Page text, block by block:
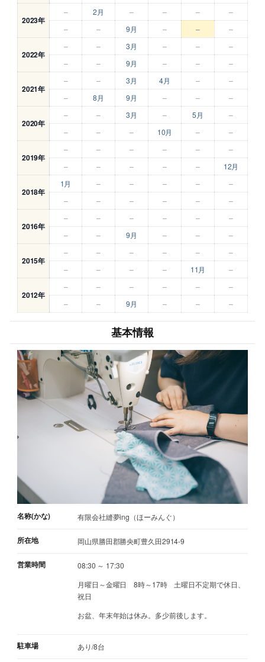
2023年
– 2月 – – –
–
–
– 9月 – – –
2022年
– – 3月 – –
–
–
– 9月 – – –
2021年
– – 3月 4月 –
–
–
8月 9月 – – –
2020年
– – 3月 – 5月
–
–
– – 10月 – –
2019年
– – – – –
–
–
– – – – 12月
2018年
1月 – – – –
–
–
– – – – –
2016年
– – – – –
–
–
– 9月 – – –
2015年
– – – – –
–
–
– – – 11月 –
2012年
– – – – –
–
–
– 9月 – – –
基本情報
名称(かな) 有限会社縫夢ing（ほーみんぐ）
所在地 岡山県勝田郡勝央町豊久田2914-9
営業時間
08:30 ～ 17:30
月曜日～金曜日 8時～17時 土曜日不定期で休日、
祝日
お盆、年末年始は休み。多少前後します。
駐車場 あり/8台